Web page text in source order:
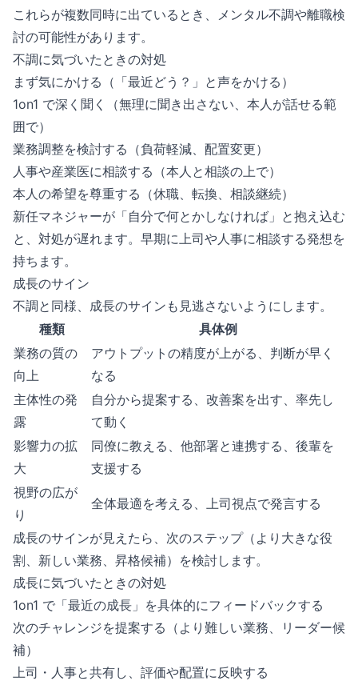
これらが複数同時に出ているとき、メンタル不調や離職検
討の可能性があります。
不調に気づいたときの対処
まず気にかける（「最近どう？」と声をかける）
1on1 で深く聞く（無理に聞き出さない、本人が話せる範
囲で）
業務調整を検討する（負荷軽減、配置変更）
人事や産業医に相談する（本人と相談の上で）
本人の希望を尊重する（休職、転換、相談継続）
新任マネジャーが「自分で何とかしなければ」と抱え込む
と、対処が遅れます。早期に上司や人事に相談する発想を
持ちます。
成長のサイン
不調と同様、成長のサインも見逃さないようにします。
種類
具体例
業務の質の
向上
アウトプットの精度が上がる、判断が早く
なる
主体性の発
露
自分から提案する、改善案を出す、率先し
て動く
影響力の拡
大
同僚に教える、他部署と連携する、後輩を
支援する
視野の広が
り
全体最適を考える、上司視点で発言する
成長のサインが見えたら、次のステップ（より大きな役
割、新しい業務、昇格候補）を検討します。
成長に気づいたときの対処
1on1 で「最近の成長」を具体的にフィードバックする
次のチャレンジを提案する（より難しい業務、リーダー候
補）
上司・人事と共有し、評価や配置に反映する